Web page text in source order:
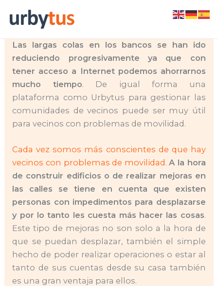
En plena era digital cada vez podemos realizar
más operaciones sin tener que salir de casa.
Las largas colas en los bancos se han ido
reduciendo progresivamente ya que con
tener acceso a Internet podemos ahorrarnos
mucho tiempo. De igual forma una
plataforma como Urbytus para gestionar las
comunidades de vecinos puede ser muy útil
para vecinos con problemas de movilidad.
Cada vez somos más conscientes de que hay
vecinos con problemas de movilidad.A la hora
de construir edificios o de realizar mejoras en
las calles se tiene en cuenta que existen
personas con impedimentos para desplazarse
y por lo tanto les cuesta más hacer las cosas.
Este tipo de mejoras no son solo a la hora de
que se puedan desplazar, también el simple
hecho de poder realizar operaciones o estar al
tanto de sus cuentas desde su casa también
es una gran ventaja para ellos.